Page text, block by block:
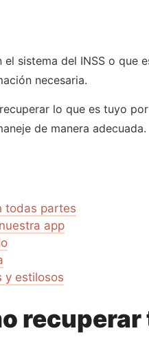
sistema del INSS o
necesaria.
lo que es tuyo
de manera adecuada.
todas partes
app
y estilosos